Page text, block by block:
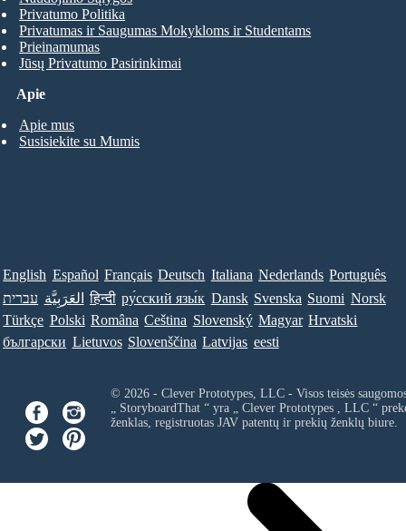
Apie
Apie mus
Susisiekite su Mumis
Privatumo Politika
Privatumas ir Saugumas Mokykloms ir Studentams
Prieinamumas
Jūsų Privatumo Pasirinkimai
English Español Français Deutsch Italiana Nederlands Português
עברית العَرَبِيَّة हिन्दी ру́сский язы́к Dansk Svenska Suomi Norsk
Türkçe Polski Româna Ceština Slovenský Magyar Hrvatski
български Lietuvos Slovenščina Latvijas eesti
© 2026 - Clever Prototypes, LLC - Visos teisės
„ StoryboardThat “ yra „ Clever Prototypes , LLC“
ženklas, registruotas JAV patentų ir prekių ženklų biure.